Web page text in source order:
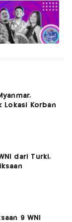
Lokasi Korban
dari Turki,
9 WNI